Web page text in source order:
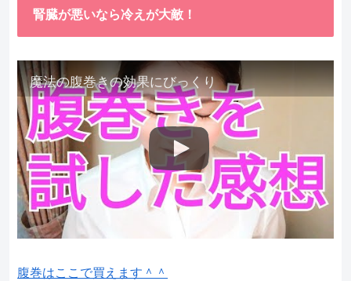
腎臓が悪いなら冷えが大敵！
魔法の腹巻きの効果にびっくり
腹巻はここで買えます＾＾